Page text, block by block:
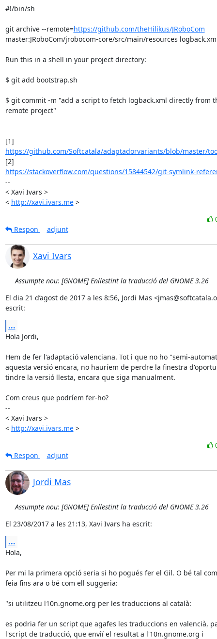
#!/bin/sh
git archive --remote=https://github.com/theHilikus/JRoboCom
master:JRoboCom/jrobocom-core/src/main/resources
Run this in a shell in your project directory:
$ git add bootstrap.sh
$ git commit -m "add a script to fetch logback.xml directly from
remote project"
https://github.com/Softcatala/adaptadorvariants/blob/master/
https://stackoverflow.com/questions/15844542/git-symlink-
--
< Xavi Ivars >
< http://xavi.ivars.me >
Respon
adjunt
Xavi Ivars
Assumpte nou: [GNOME] Enllestint la traducció del GNOME 3.26
El dia 21 d’agost de 2017 a les 8:56, Jordi Mas
escrit:
...
Hola Jordi,
Hem de fer l'adaptació valenciana. Tot i que no ho "semi-
aquesta versió encara, no hauríem de perdre la finestra
tindre la versió llesta, encara que siga manualment.
Com creus que podríem fer-ho?
--
< Xavi Ivars >
< http://xavi.ivars.me >
Respon
adjunt
Jordi Mas
Assumpte nou: [GNOME] Enllestint la traducció del GNOME 3.26
El 23/08/2017 a les 21:13, Xavi Ivars ha escrit:
...
Hola,
Per mi la primera opció seria si ho pogués fer el Gil. O bé tal
feia fins ara o bé com ell suggeria:
"si utilitzeu l10n.gnome.org per les traduccions al català:
es podria fer un script que agafes les traduccions en valencià,
l'script de traducció, que enviï el resultat a l'10n.gnome.org i